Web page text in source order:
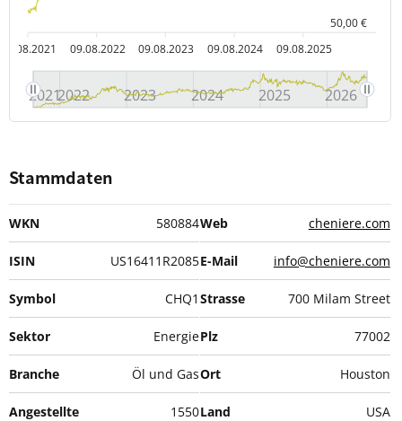
09.08.2021 09.08.2022 09.08.2023 09.08.2024 09.08.2025
50,00 €
20212022 2023 2024 2025 2026
Stammdaten
WKN 580884
ISIN US16411R2085
Symbol CHQ1
Sektor Energie
Branche Öl und Gas
Angestellte 1550
Web cheniere.com
E-Mail info@cheniere.com
Strasse 700 Milam Street
Plz 77002
Ort Houston
Land USA